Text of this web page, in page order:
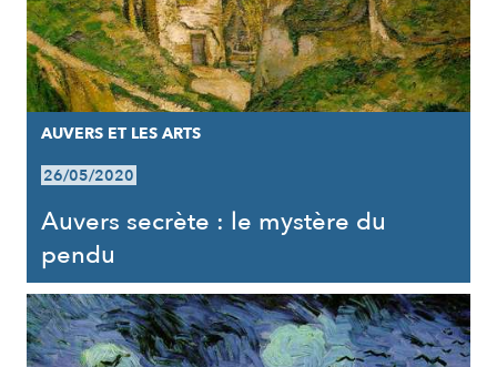
AUVERS ET LES ARTS
26/05/2020
Auvers secrète : le mystère du
pendu